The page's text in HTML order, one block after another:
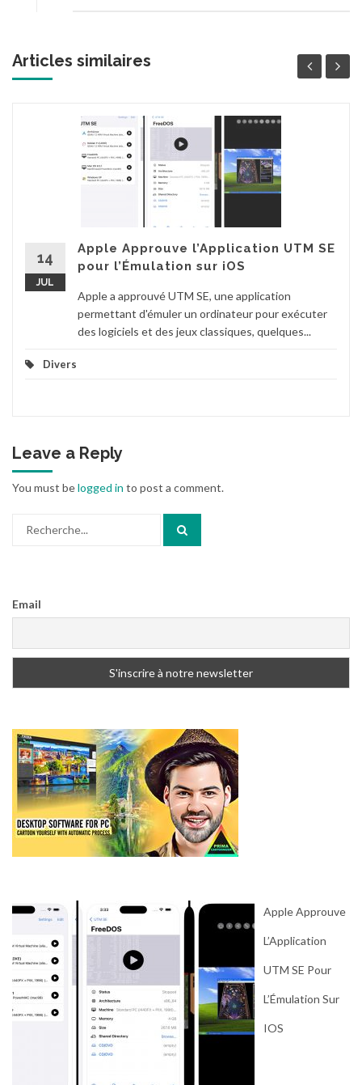
Articles similaires
14
JUL
Apple Approuve l’Application UTM SE
pour l’Émulation sur iOS
Apple a approuvé UTM SE, une application
permettant d'émuler un ordinateur pour exécuter
des logiciels et des jeux classiques, quelques...
Divers
Leave a Reply
You must belogged in to post a comment.
Email
Apple Approuve
L’Application
UTM SE Pour
L’Émulation Sur
IOS